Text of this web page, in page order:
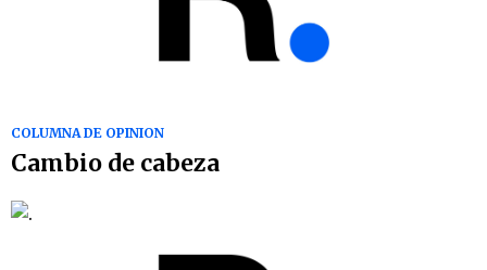
COLUMNA DE OPINION
Cambio de cabeza